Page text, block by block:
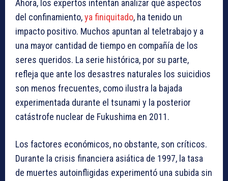
Ahora, los expertos intentan analizar qué aspectos
del confinamiento,ya finiquitado, ha tenido un
impacto positivo. Muchos apuntan al teletrabajo y a
una mayor cantidad de tiempo en compañía de los
seres queridos. La serie histórica, por su parte,
refleja que ante los desastres naturales los suicidios
son menos frecuentes, como ilustra la bajada
experimentada durante el tsunami y la posterior
catástrofe nuclear de Fukushima en 2011.
Los factores económicos, no obstante, son críticos.
Durante la crisis financiera asiática de 1997, la tasa
de muertes autoinfligidas experimentó una subida sin